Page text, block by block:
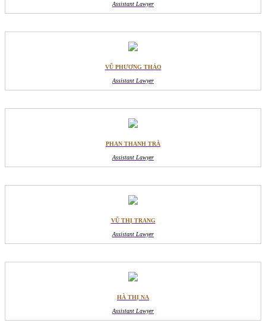
Assistant Lawyer
VŨ PHƯƠNG THẢO
Assistant Lawyer
PHAN THANH TRÀ
Assistant Lawyer
VŨ THỊ TRANG
Assistant Lawyer
HÀ THỊ NA
Assistant Lawyer